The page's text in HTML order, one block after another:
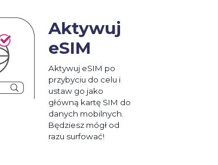
Aktywuj
eSIM
Aktywuj eSIM po
przybyciu do celu i
ustaw go jako
główną kartę SIM do
danych mobilnych.
Będziesz mógł od
razu surfować!